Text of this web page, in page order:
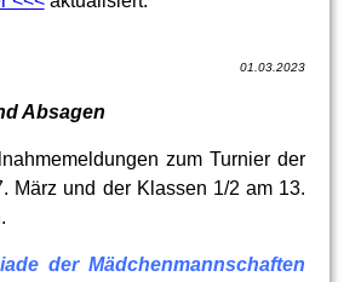
01.03.2023
Absagen
zum Turnier der
März und der Klassen 1/2 am 13.
der Mädchenmannschaften